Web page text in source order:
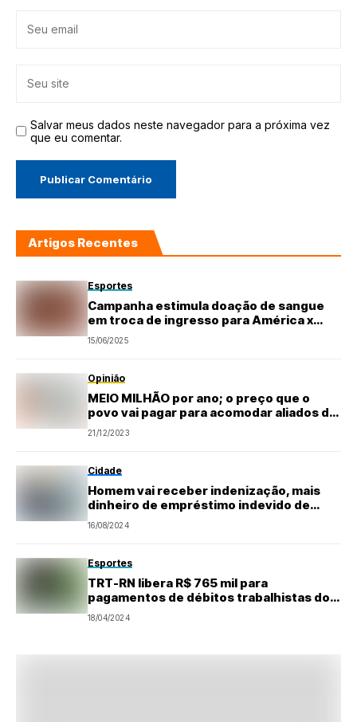
Salvar meus dados neste navegador para a próxima vez
que eu comentar.
Artigos Recentes
Esportes
Campanha estimula doação de sangue
em troca de ingresso para América x
Ferroviário
15/06/2025
Opinião
MEIO MILHÃO por ano; o preço que o
povo vai pagar para acomodar aliados do
prefeito de Ceará-Mirim
21/12/2023
Cidade
Homem vai receber indenização, mais
dinheiro de empréstimo indevido de
volta
16/08/2024
Esportes
TRT-RN libera R$ 765 mil para
pagamentos de débitos trabalhistas do
ABC
18/04/2024